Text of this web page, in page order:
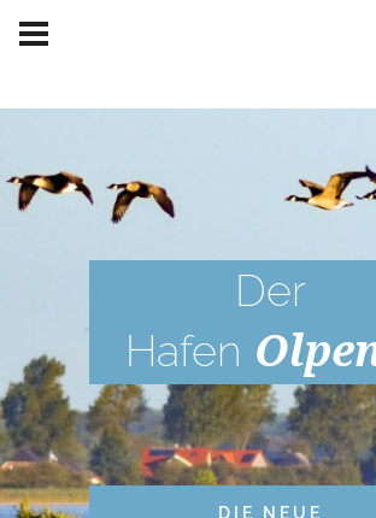
Der
Hafen
DIE NEUE